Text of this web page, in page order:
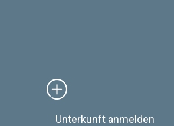
Unterkunft anmelden